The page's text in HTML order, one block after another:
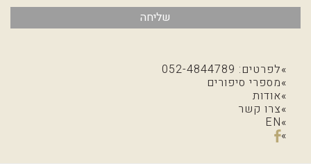
שליחה
לפרטים: 052-4844789
מספרי סיפורים
אודות
צרו קשר
EN